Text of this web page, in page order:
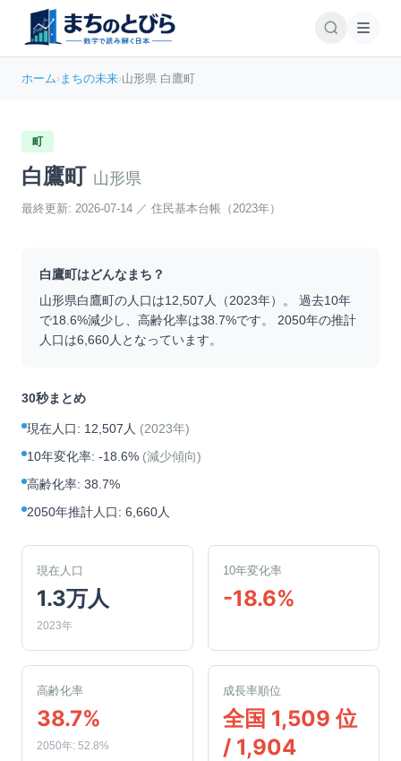
ホーム›まちの未来›山形県 白鷹町
町
白鷹町 山形県
最終更新: 2026-07-14 ／ 住民基本台帳（2023年）
白鷹町はどんなまち？
山形県白鷹町の人口は12,507 人（2023年）。 過去10年
で18.6%減少し、高齢化率は38.7%です。 2050年の推計
人口は6,660人となっています。
30秒まとめ
現在人口: 12,507人 (2023年)
10年変化率: -18.6% (減少傾向)
高齢化率: 38.7%
2050年推計人口: 6,660人
現在人口
1.3万人
2023年
10年変化率
-18.6%
高齢化率
38.7%
2050年: 52.8%
成長率順位
全国 1,509 位
/ 1,904